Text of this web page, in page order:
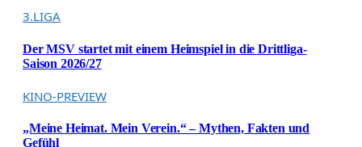
3.LIGA
Der MSV startet mit einem Heimspiel in die Drittliga-
Saison 2026/27
KINO-PREVIEW
„Meine Heimat. Mein Verein.“ – Mythen, Fakten und
Gefühl